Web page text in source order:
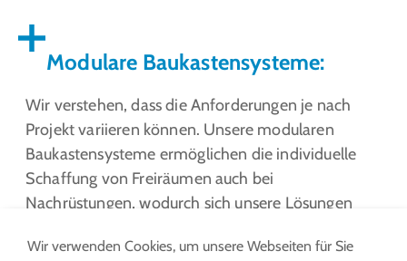
Modulare Baukastensysteme:
Wir verstehen, dass die Anforderungen je nach
Projekt variieren können. Unsere modularen
Baukastensysteme ermöglichen die individuelle
Schaffung von Freiräumen auch bei
Nachrüstungen, wodurch sich unsere Lösungen
Wir verwenden Cookies, um unsere Webseiten für Sie